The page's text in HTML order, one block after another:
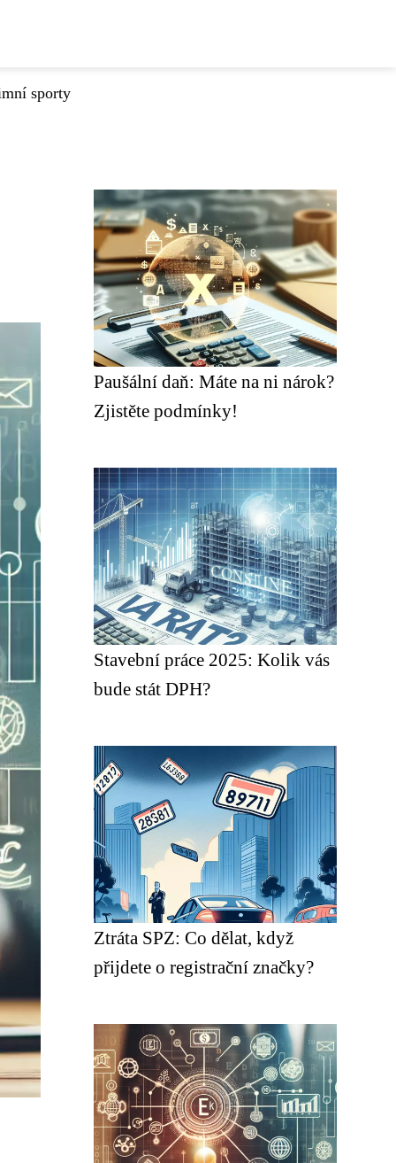
sporty
Paušální daň: Máte na ni nárok?
Zjistěte podmínky!
Stavební práce 2025: Kolik vás
bude stát DPH?
Ztráta SPZ: Co dělat, když
přijdete o registrační značky?